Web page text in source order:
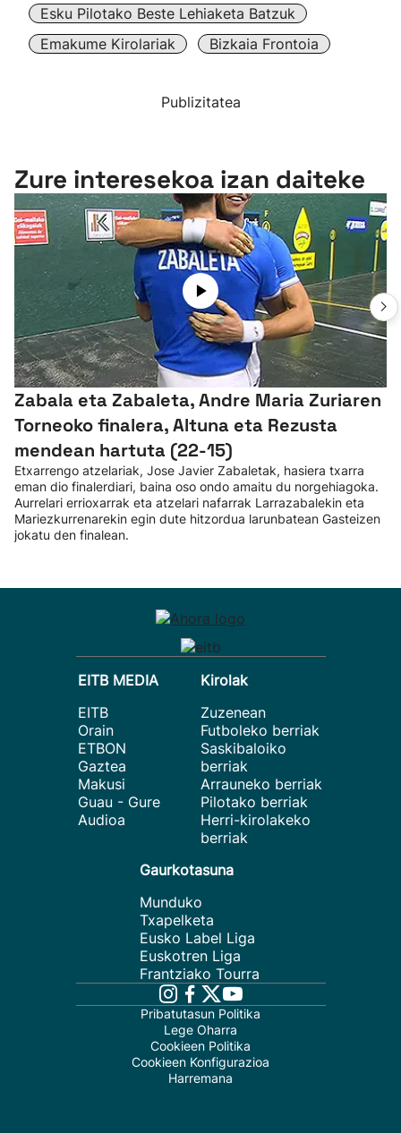
Esku Pilotako Beste Lehiaketa Batzuk
Emakume Kirolariak
Bizkaia Frontoia
Publizitatea
Zure interesekoa izan daiteke
Zabala eta Zabaleta, Andre Maria Zuriaren
Torneoko finalera, Altuna eta Rezusta
mendean hartuta (22-15)
Etxarrengo atzelariak, Jose Javier Zabaletak, hasiera txarra
eman dio finalerdiari, baina oso ondo amaitu du norgehiagoka.
Aurrelari errioxarrak eta atzelari nafarrak Larrazabalekin eta
Mariezkurrenarekin egin dute hitzordua larunbatean Gasteizen
jokatu den finalean.
EITB MEDIA
EITB
Orain
ETBON
Gaztea
Makusi
Guau - Gure
Audioa
Kirolak
Zuzenean
Futboleko berriak
Saskibaloiko
berriak
Arrauneko berriak
Pilotako berriak
Herri-kirolakeko
berriak
Gaurkotasuna
Munduko
Txapelketa
Eusko Label Liga
Euskotren Liga
Frantziako Tourra
Pribatutasun Politika
Lege Oharra
Cookieen Politika
Cookieen Konfigurazioa
Harremana